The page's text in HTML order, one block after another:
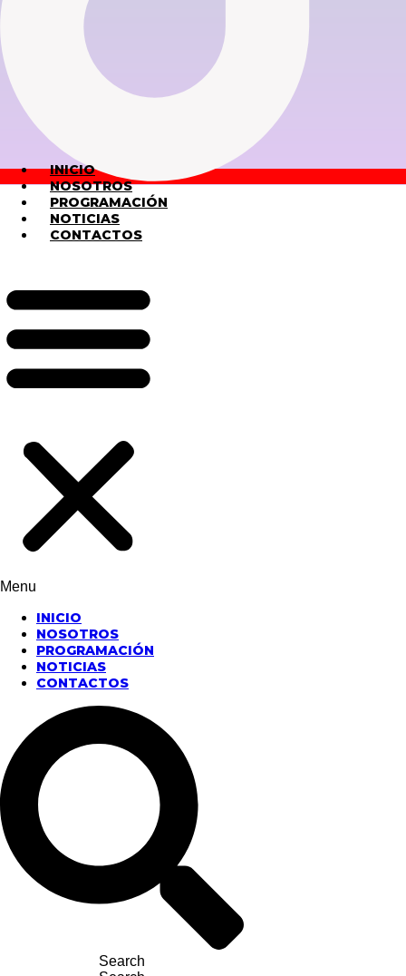
INICIO
NOSOTROS
PROGRAMACIÓN
NOTICIAS
CONTACTOS
Menu
INICIO
NOSOTROS
PROGRAMACIÓN
NOTICIAS
CONTACTOS
Search